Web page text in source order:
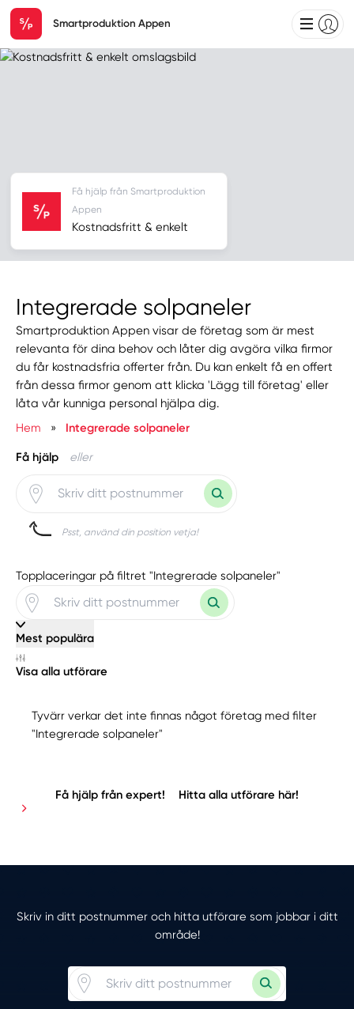
Smartproduktion Appen
Integrerade solpaneler
Smartproduktion Appen visar de företag som är mest
relevanta för dina behov och låter dig avgöra vilka firmor
du får kostnadsfria offerter från. Du kan enkelt få en offert
från dessa firmor genom att klicka 'Lägg till företag' eller
låta vår kunniga personal hjälpa dig.
Hem
» Integrerade solpaneler
Få hjälp eller
Psst, använd din position vetja!
Få hjälp från Smartproduktion
Appen
Kostnadsfritt & enkelt
Topplaceringar på filtret "Integrerade solpaneler"
Mest populära
Visa alla utförare
Tyvärr verkar det inte finnas något företag med filter
"Integrerade solpaneler"
Få hjälp från expert! Hitta alla utförare här!
Skriv in ditt postnummer och hitta utförare som jobbar i ditt
område!